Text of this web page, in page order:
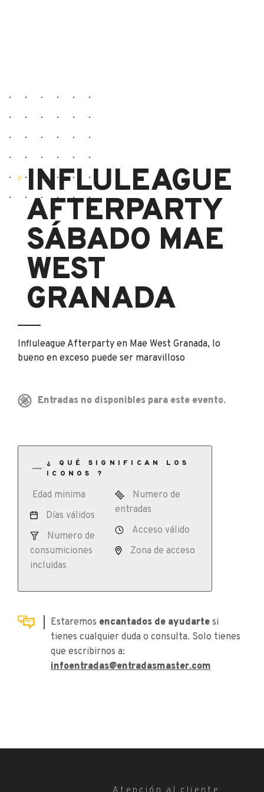
INFLULEAGUE
AFTERPARTY
SÁBADO MAE
WEST
GRANADA
Influleague Afterparty en Mae West Granada, lo
bueno en exceso puede ser maravilloso
Entradas no disponibles para este evento.
¿ QUÉ SIGNIFICAN LOS
ICONOS ?
Edad minima
Días válidos
Numero de
consumiciones
incluidas
Numero de
entradas
Acceso válido
Zona de acceso
Estaremos encantados de ayudarte si
tienes cualquier duda o consulta. Solo tienes
que escribirnos a:
infoentradas@entradasmaster.com